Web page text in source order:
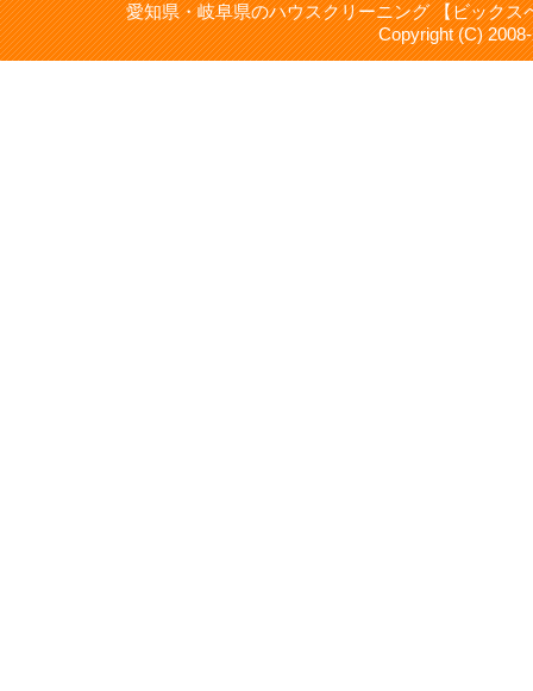
愛知県・岐阜県のハウスクリーニング 【ビック
Copyright (C)